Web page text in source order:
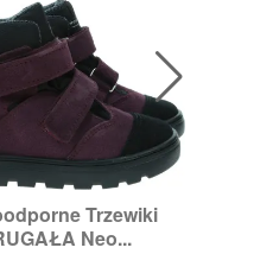
Trzewiki
Neo...
Szybki podgląd
24,25